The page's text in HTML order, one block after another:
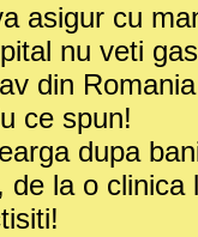
asigur cu
nu veti
din
ce spun!
dupa
de la o clinica